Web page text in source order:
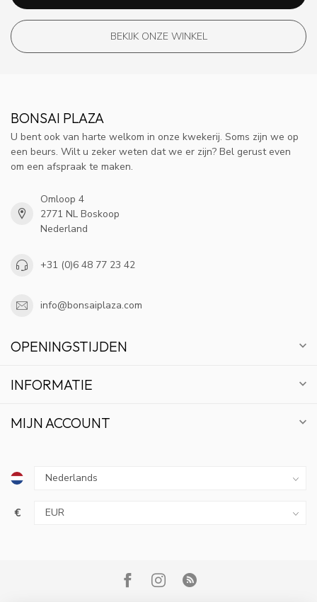
BEKIJK ONZE WINKEL
BONSAI PLAZA
U bent ook van harte welkom in onze kwekerij. Soms zijn we op
een beurs. Wilt u zeker weten dat we er zijn? Bel gerust even
om een afspraak te maken.
Omloop 4
2771 NL Boskoop
Nederland
+31 (0)6 48 77 23 42
info@bonsaiplaza.com
OPENINGSTIJDEN
INFORMATIE
MIJN ACCOUNT
€